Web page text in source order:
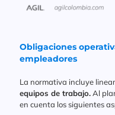
Obligaciones
empleadores
La normativa incluye
equipos de trabajo.Al
en cuenta los siguientes